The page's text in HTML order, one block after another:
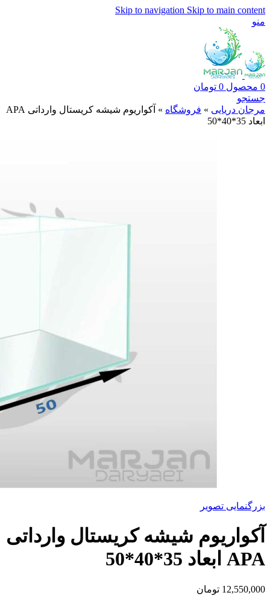
Skip to navigation Skip to main content
منو
0 محصول 0 تومان
جستجو
مرجان دریایی » فروشگاه »
آکواریوم شیشه کریستال وارداتی APA
ابعاد 35*40*50
بزرگنمایی تصویر
آکواریوم شیشه کریستال وارداتی
APA ابعاد 35*40*50
12,550,000 تومان